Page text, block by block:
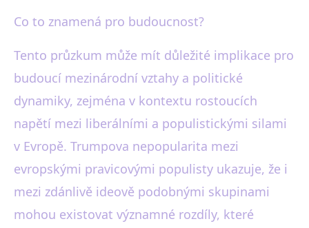
Co to znamená pro budoucnost?
Tento průzkum může mít důležité implikace pro
budoucí mezinárodní vztahy a politické
dynamiky, zejména v kontextu rostoucích
napětí mezi liberálními a populistickými silami
v Evropě. Trumpova nepopularita mezi
evropskými pravicovými populisty ukazuje, že i
mezi zdánlivě ideově podobnými skupinami
mohou existovat významné rozdíly, které